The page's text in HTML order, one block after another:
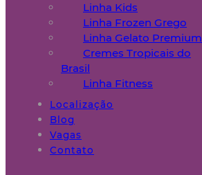
Linha Kids
Linha Frozen Grego
Linha Gelato Premium
Cremes Tropicais do
Brasil
Linha Fitness
Localização
Blog
Vagas
Contato